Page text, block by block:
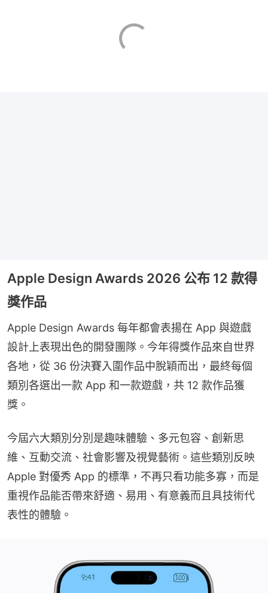
Apple Design Awards 2026 公布 12 款得
獎作品
Apple Design Awards 每年都會表揚在 App 與遊戲
設計上表現出色的開發團隊。今年得獎作品來自世界
各地，從 36 份決賽入圍作品中脫穎而出，最終每個
類別各選出一款 App 和一款遊戲，共 12 款作品獲
獎。
今屆六大類別分別是趣味體驗、多元包容、創新思
維、互動交流、社會影響及視覺藝術。這些類別反映
Apple 對優秀 App 的標準，不再只看功能多寡，而是
重視作品能否帶來舒適、易用、有意義而且具技術代
表性的體驗。